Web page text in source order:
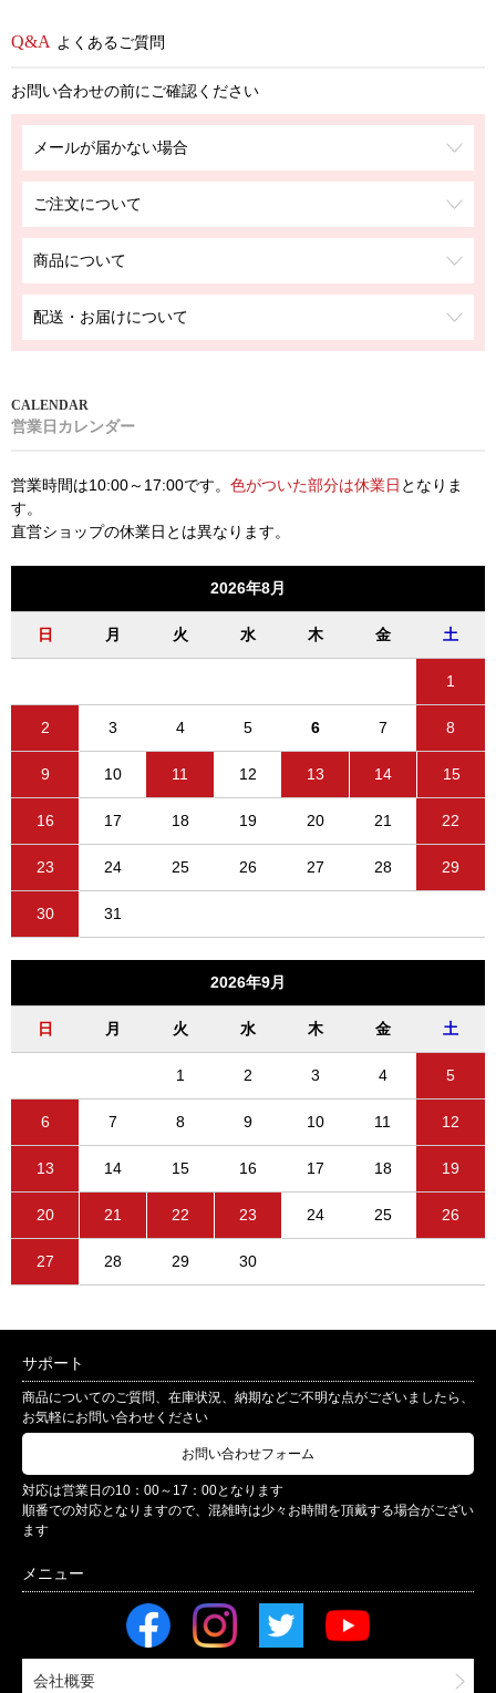
よくあるご質問
お問い合わせの前にご確認ください
メールが届かない場合
ご注文について
商品について
配送・お届けについて
営業日カレンダー
営業時間は10:00～17:00です。 色がついた部分は休業日 となりま
す。
直営ショップの休業日とは異なります。
2026年8月
日 月 火 水 木 金 土
1
2 3 4 5 6 7 8
9 10 11 12 13 14 15
16 17 18 19 20 21 22
23 24 25 26 27 28 29
30 31
2026年9月
日 月 火 水 木 金 土
1 2 3 4 5
6 7 8 9 10 11 12
13 14 15 16 17 18 19
20 21 22 23 24 25 26
27 28 29 30
サポート
商品についてのご質問、在庫状況、納期などご不明な点がございましたら、
お気軽にお問い合わせください
お問い合わせフォーム
対応は営業日の10：00～17：00となります
順番での対応となりますので、混雑時は少々お時間を頂戴する場合がござい
ます
会社概要